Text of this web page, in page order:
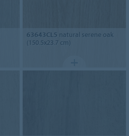
63643CL5 natural serene oak
(150.5x23.7 cm)